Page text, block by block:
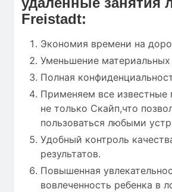
Freistadt:
Экономия времени на
Уменьшение материальных
Полная
Применяем все известные
не только Скайп,что
пользоваться любыми
Удобный контроль
результатов.
Повышенная
вовлеченность ребенка в